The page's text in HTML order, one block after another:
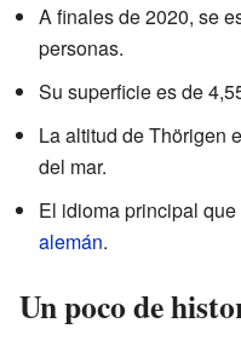
A finales de 2020, se
personas.
Su superficie es de
La altitud de Thörigen
del mar.
El idioma principal
alemán.
Un poco de